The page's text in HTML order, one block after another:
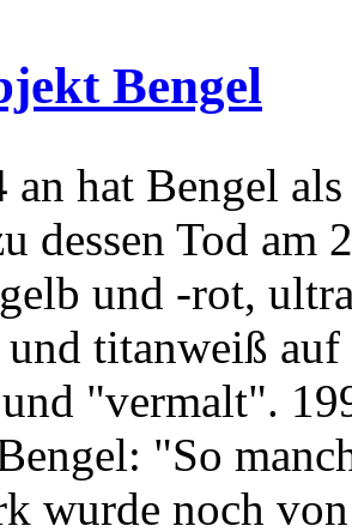
Bengel
an hat Bengel
dessen Tod am
und -rot,
titanweiß
"vermalt".
"So
wurde noch